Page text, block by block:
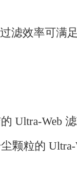
滤效率可满
Ultra-Web
颗粒的 Ultra-